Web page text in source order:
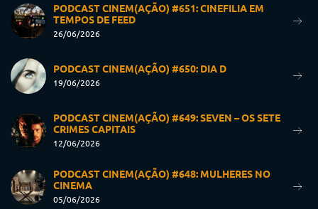
PODCAST CINEM(AÇÃO) #651: CINEFILIA EM
TEMPOS DE FEED
26/06/2026
PODCAST CINEM(AÇÃO) #650: DIA D
19/06/2026
PODCAST CINEM(AÇÃO) #649: SEVEN – OS SETE
CRIMES CAPITAIS
12/06/2026
PODCAST CINEM(AÇÃO) #648: MULHERES NO
CINEMA
05/06/2026